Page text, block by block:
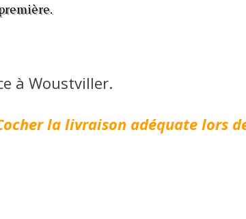
à Woustviller.
la livraison adéquate lors